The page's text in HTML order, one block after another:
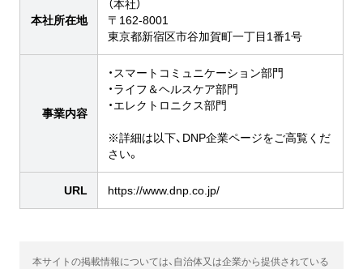
本社所在地
（本社）
〒162-8001
東京都新宿区市谷加賀町一丁目1番1号
事業内容
・スマートコミュニケーション部門
・ライフ＆ヘルスケア部門
・エレクトロニクス部門
※詳細は以下、DNP企業ページをご高覧くだ
さい。
URL https://www.dnp.co.jp/
本サイトの掲載情報については、自治体又は企業から提供されている